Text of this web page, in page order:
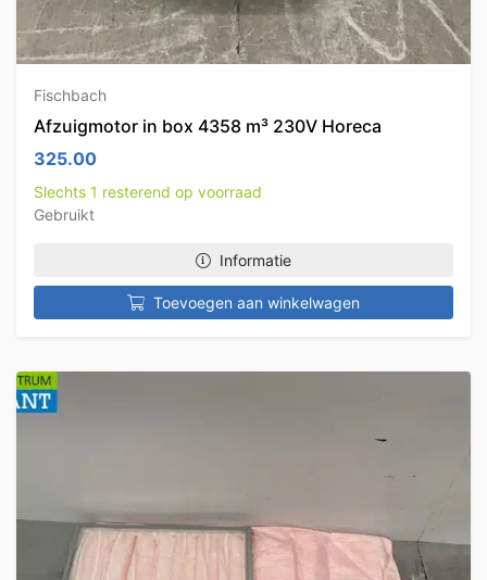
Fischbach
Afzuigmotor in box 4358 m³ 230V Horeca
325.00
Slechts 1 resterend op voorraad
Gebruikt
Informatie
Toevoegen aan winkelwagen